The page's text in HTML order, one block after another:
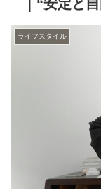
｜“安定と
ライフスタイル